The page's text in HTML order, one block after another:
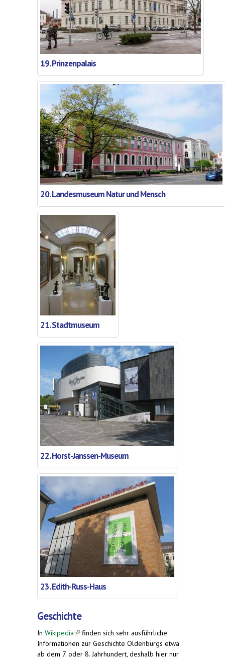
19. Prinzenpalais
20. Landesmuseum Natur und Mensch
21. Stadtmuseum
22. Horst-Janssen-Museum
23. Edith-Russ-Haus
Geschichte
In Wikipedia(link is external)
finden sich sehr ausführliche
Informationen zur Geschichte Oldenburgs etwa
ab dem 7. oder 8. Jahrhundert, deshalb hier nur